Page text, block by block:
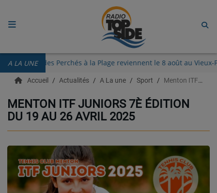
A LA UNE
Les Guinguettes des Perchés à la Plage reviennent le 8 août au
RADIO
ECOUTER
RECHERCHE DE TITRES
EMISSIONS
LIVE DJ
Accueil Actualités A La une Sport Menton ITF Juniors 7è édition du 19 au 26 Avril 2025
MENTON ITF JUNIORS 7È ÉDITION
DU 19 AU 26 AVRIL 2025